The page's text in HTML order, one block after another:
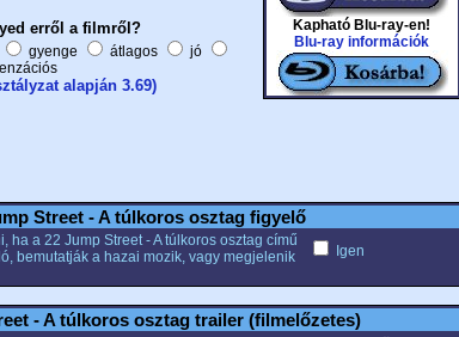
Kapható Blu-ray-en!
Blu-ray információk
erről a filmről?
gyenge átlagos
jó
alapján 3.69)
Street - A túlkoros osztag figyelő
ha a 22 Jump Street - A túlkoros osztag című
bemutatják a hazai mozik, vagy megjelenik
Igen
- A túlkoros osztag trailer (filmelőzetes)